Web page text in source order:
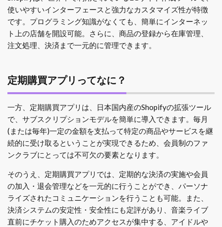
使いやすいインターフェースと強力なカスタマイズ性が特徴
です。プログラミング知識がなくても、簡単にインターネッ
ト上の店舗を開設可能。さらに、商品の登録から在庫管理、
注文処理、決済まで一元的に管理できます。
定期購買アプリってなに？
一方、定期購買アプリは、日本国内産のShopifyの拡張ツール
で、サブスクリプションモデルを簡単に導入できます。毎月
(または毎年)一定の金額を支払って特定の商品やサービスを継
続的に受け取るということが実現できるため、会員制のファ
ンクラブにとっては不可欠の要素となります。
そのうえ、定期購買アプリでは、定期的な決済の実施や会員
の加入・退会管理などを一元的に行うことができ、パーソナ
ライズされたコミュニケーションを行うことも可能。また、
決済システムの安定性・安全性にも定評があり、音楽ライブ
直前にチケット購入のためアクセスが集中する、アイドルや